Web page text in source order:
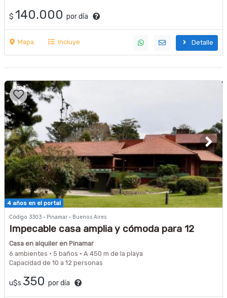
$ 140.000 por día
Mapa Incluye Detalle
4 años en el portal
Código 3303 · Pinamar · Buenos Aires
Impecable casa amplia y cómoda para 12
personas NO ACEPTAMOS GRUPOS DE
JOVENES!
Casa en alquiler en Pinamar
6 ambientes · 5 baños · A 450 m de la playa
Capacidad de 10 a 12 personas
u$s 350 por día